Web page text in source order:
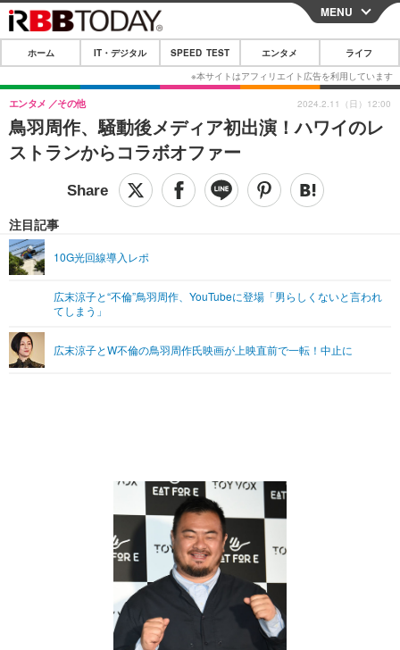
CLOSE
ホーム
IT・デジタル
IT・デジタルTOP スマートフォン
ショッピング その他
SPEED TEST
エンタメTOP 映画・ドラマ
グラビア
ショッピング その他
ライフTOP
その他
リリース一覧
MENU
ホーム IT・デジタル SPEED TEST エンタメ ライフ
鳥羽周作、騒動後メディア初出演！ハワイのレ
ストランからコラボオファー
エンタメ その他
注目記事
10G光回線導入レポ
広末涼子と“不倫”鳥羽周作、YouTubeに登場「男らしくないと言われ
てしまう」
広末涼子とW不倫の鳥羽周作氏映画が上映直前で一転！中止に
2024.2.11（日）12:00